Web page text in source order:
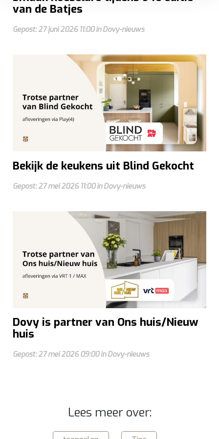
accepteren, geniet u van een vloeiende ervaring. Ze
om teanalyserenwat beter kan en helpen ons om u
aangegeven in het
cookiebeleid.
van de Batjes
Gepost: 27 juni 2026 11:00 in Dovy-nieuws
Bekijk de keukens uit Blind Gekocht
Gepost: 27 mei 2026 11:00 in Dovy-nieuws
Dovy is partner van Ons huis/Nieuw
huis
Gepost: 27 mei 2026 09:00 in Dovy-nieuws
Lees meer over: